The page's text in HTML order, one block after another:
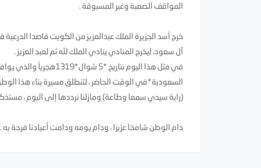
المواقف الصعبة وغير المسبوقة .
خرج أسد الجزيرة الملك عبدالعزيز من الكويت قاصدا
آل سعود، ليخرج المنادي ينادي الملك لله ثم لعبد العزيز .
السعودية*في الوقت الحاضر ، لتنطلق مسيرة بناء هذا
(راية سيدي سمعا وطاعة) ومازلنا نرددها إلى اليوم ،
دام الوطن شامخا عزيزا ، ودام يومه ودامت أعيادنا فرحة به .